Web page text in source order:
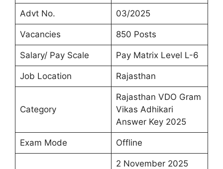
Advt No. 03/2025
Vacancies 850 Posts
Salary/ Pay Scale Pay Matrix Level L-6
Job Location Rajasthan
Category
Rajasthan VDO Gram
Vikas Adhikari
Answer Key 2025
Exam Mode Offline
2 November 2025